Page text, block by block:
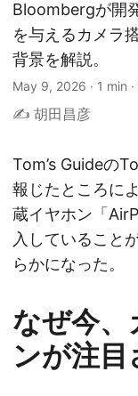
Bloombergが開
を与えるカメラ
背景を解説。
May 9, 2026 · 1 min ·
✍️ 胡田昌彦
Tom’s Guideの
報じたところに
蔵イヤホン「
入していること
らかになった。
なぜ今
ンが注